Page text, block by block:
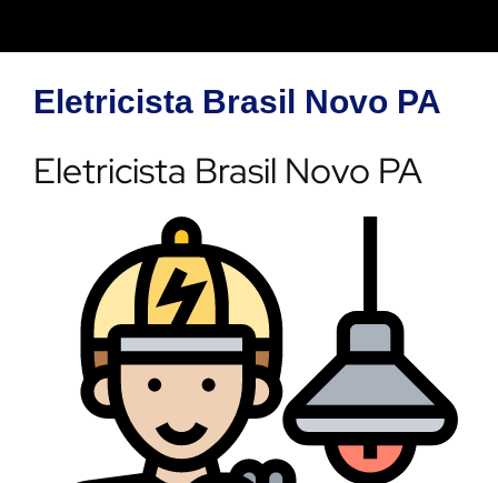
Eletricista Brasil Novo PA
Eletricista Brasil Novo PA